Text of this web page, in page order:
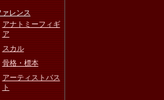
ァレンス
アナトミーフィギ
ア
スカル
骨格・標本
アーティストバス
ト